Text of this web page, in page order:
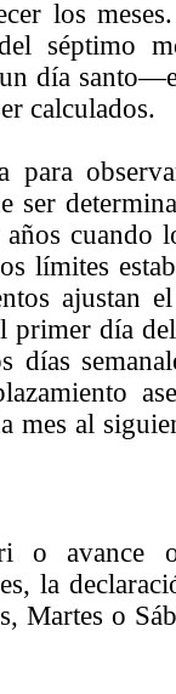
los
séptimo
día
calculados.
para
ser
cuando
límites
ajustan
primer día
días
mes al
o avance
la
Martes o